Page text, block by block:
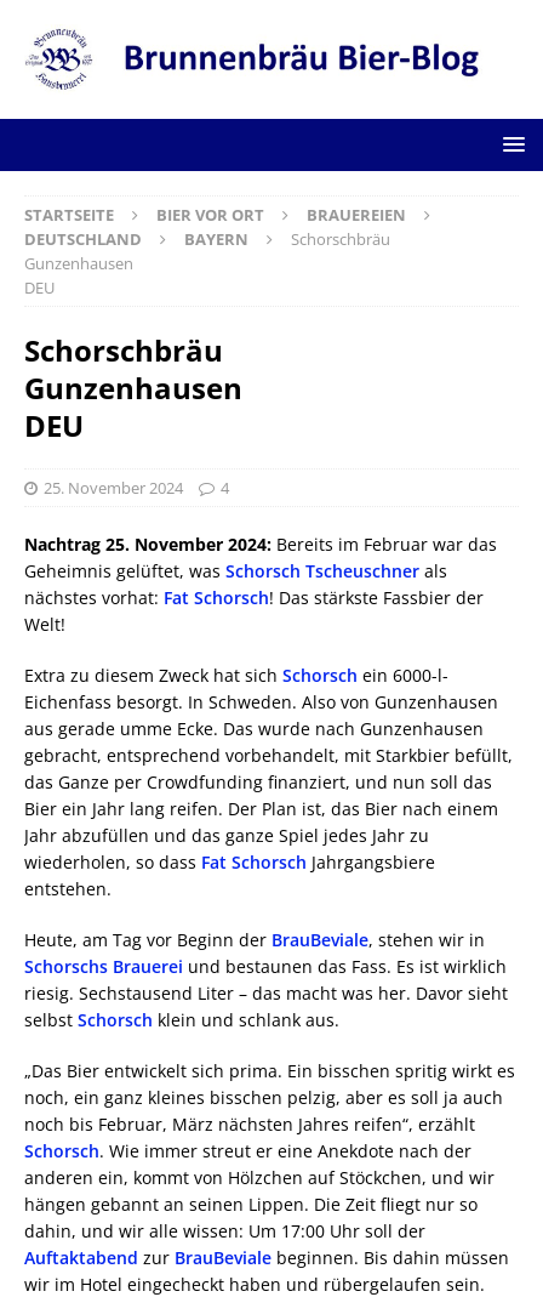
STARTSEITE BIER VOR ORT
BRAUEREIEN
DEUTSCHLAND
BAYERN
Schorschbräu
Gunzenhausen
DEU
Schorschbräu
Gunzenhausen
DEU
25. November 2024 4
Nachtrag 25. November 2024: Bereits im Februar war das
Geheimnis gelüftet, was Schorsch Tscheuschner als
nächstes vorhat: Fat Schorsch! Das stärkste Fassbier der
Welt!
Extra zu diesem Zweck hat sich Schorsch ein 6000-l-
Eichenfass besorgt. In Schweden. Also von Gunzenhausen
aus gerade umme Ecke. Das wurde nach Gunzenhausen
gebracht, entsprechend vorbehandelt, mit Starkbier befüllt,
das Ganze per Crowdfunding finanziert, und nun soll das
Bier ein Jahr lang reifen. Der Plan ist, das Bier nach einem
Jahr abzufüllen und das ganze Spiel jedes Jahr zu
wiederholen, so dass Fat Schorsch Jahrgangsbiere
entstehen.
Heute, am Tag vor Beginn der BrauBeviale, stehen wir in
Schorschs Brauerei und bestaunen das Fass. Es ist wirklich
riesig. Sechstausend Liter – das macht was her. Davor sieht
selbst Schorsch klein und schlank aus.
„Das Bier entwickelt sich prima. Ein bisschen spritig wirkt es
noch, ein ganz kleines bisschen pelzig, aber es soll ja auch
noch bis Februar, März nächsten Jahres reifen“, erzählt
Schorsch. Wie immer streut er eine Anekdote nach der
anderen ein, kommt von Hölzchen auf Stöckchen, und wir
hängen gebannt an seinen Lippen. Die Zeit fliegt nur so
dahin, und wir alle wissen: Um 17:00 Uhr soll der
Auftaktabend zur BrauBeviale beginnen. Bis dahin müssen
wir im Hotel eingecheckt haben und rübergelaufen sein.